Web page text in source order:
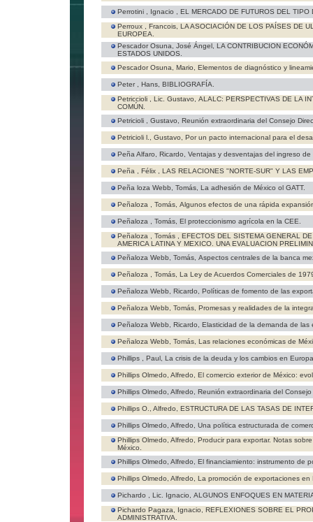
Perrotini , Ignacio , EL MERCADO DE FUTUROS DEL
Perroux , Francois, LA ASOCIACIÓN DE LOS PAÍSES DE
EUROPEA.
Pescador Osuna, José Ángel, LA CONTRIBUCION
ESTADOS UNIDOS.
Pescador Osuna, Mario, Elementos de diagnóstico y
Peter , Hans, BIBLIOGRAFÍA.
Petriccioli , Lic. Gustavo, ALALC: PERSPECTIVAS DE LA
COMÚN.
Petricioli , Gustavo, Reunión extraordinaria del Consejo
Petricioli l., Gustavo, Por un pacto internacional para el
Peña Alfaro, Ricardo, Ventajas y desventajas del ingreso de
Peña , Félix , LAS RELACIONES "NORTE-SUR" Y LAS
Peña loza Webb, Tomás, La adhesión de México ol GATT.
Peñaloza , Tomás, Algunos efectos de una rápida
Peñaloza , Tomás, El proteccionismo agrícola en la CEE.
Peñaloza , Tomás , EFECTOS DEL SISTEMA GENERAL
AMERICA LATINA Y MEXICO. UNA EVALUACION
Peñaloza Webb, Tomás, Aspectos centrales de la banca
Peñaloza , Tomás, La Ley de Acuerdos Comerciales de
Peñaloza Webb, Ricardo, Políticas de fomento de las
Peñaloza Webb, Tomás, Promesas y realidades de la
Peñaloza Webb, Ricardo, Elasticidad de la demanda de las
Peñaloza Webb, Tomás, Las relaciones económicas de
Phillips , Paul, La crisis de la deuda y los cambios en
Phillips Olmedo, Alfredo, El comercio exterior de México:
Phillips Olmedo, Alfredo, Reunión extraordinaria del
Phillips O., Alfredo, ESTRUCTURA DE LAS TASAS DE
Phillips Olmedo, Alfredo, Una política estructurada de
Phillips Olmedo, Alfredo, Producir para exportar. Notas
México.
Phillips Olmedo, Alfredo, El financiamiento: instrumento de
Phillips Olmedo, Alfredo, La promoción de exportaciones en
Pichardo , Lic. Ignacio, ALGUNOS ENFOQUES EN
Pichardo Pagaza, Ignacio, REFLEXIONES SOBRE EL
ADMINISTRATIVA.